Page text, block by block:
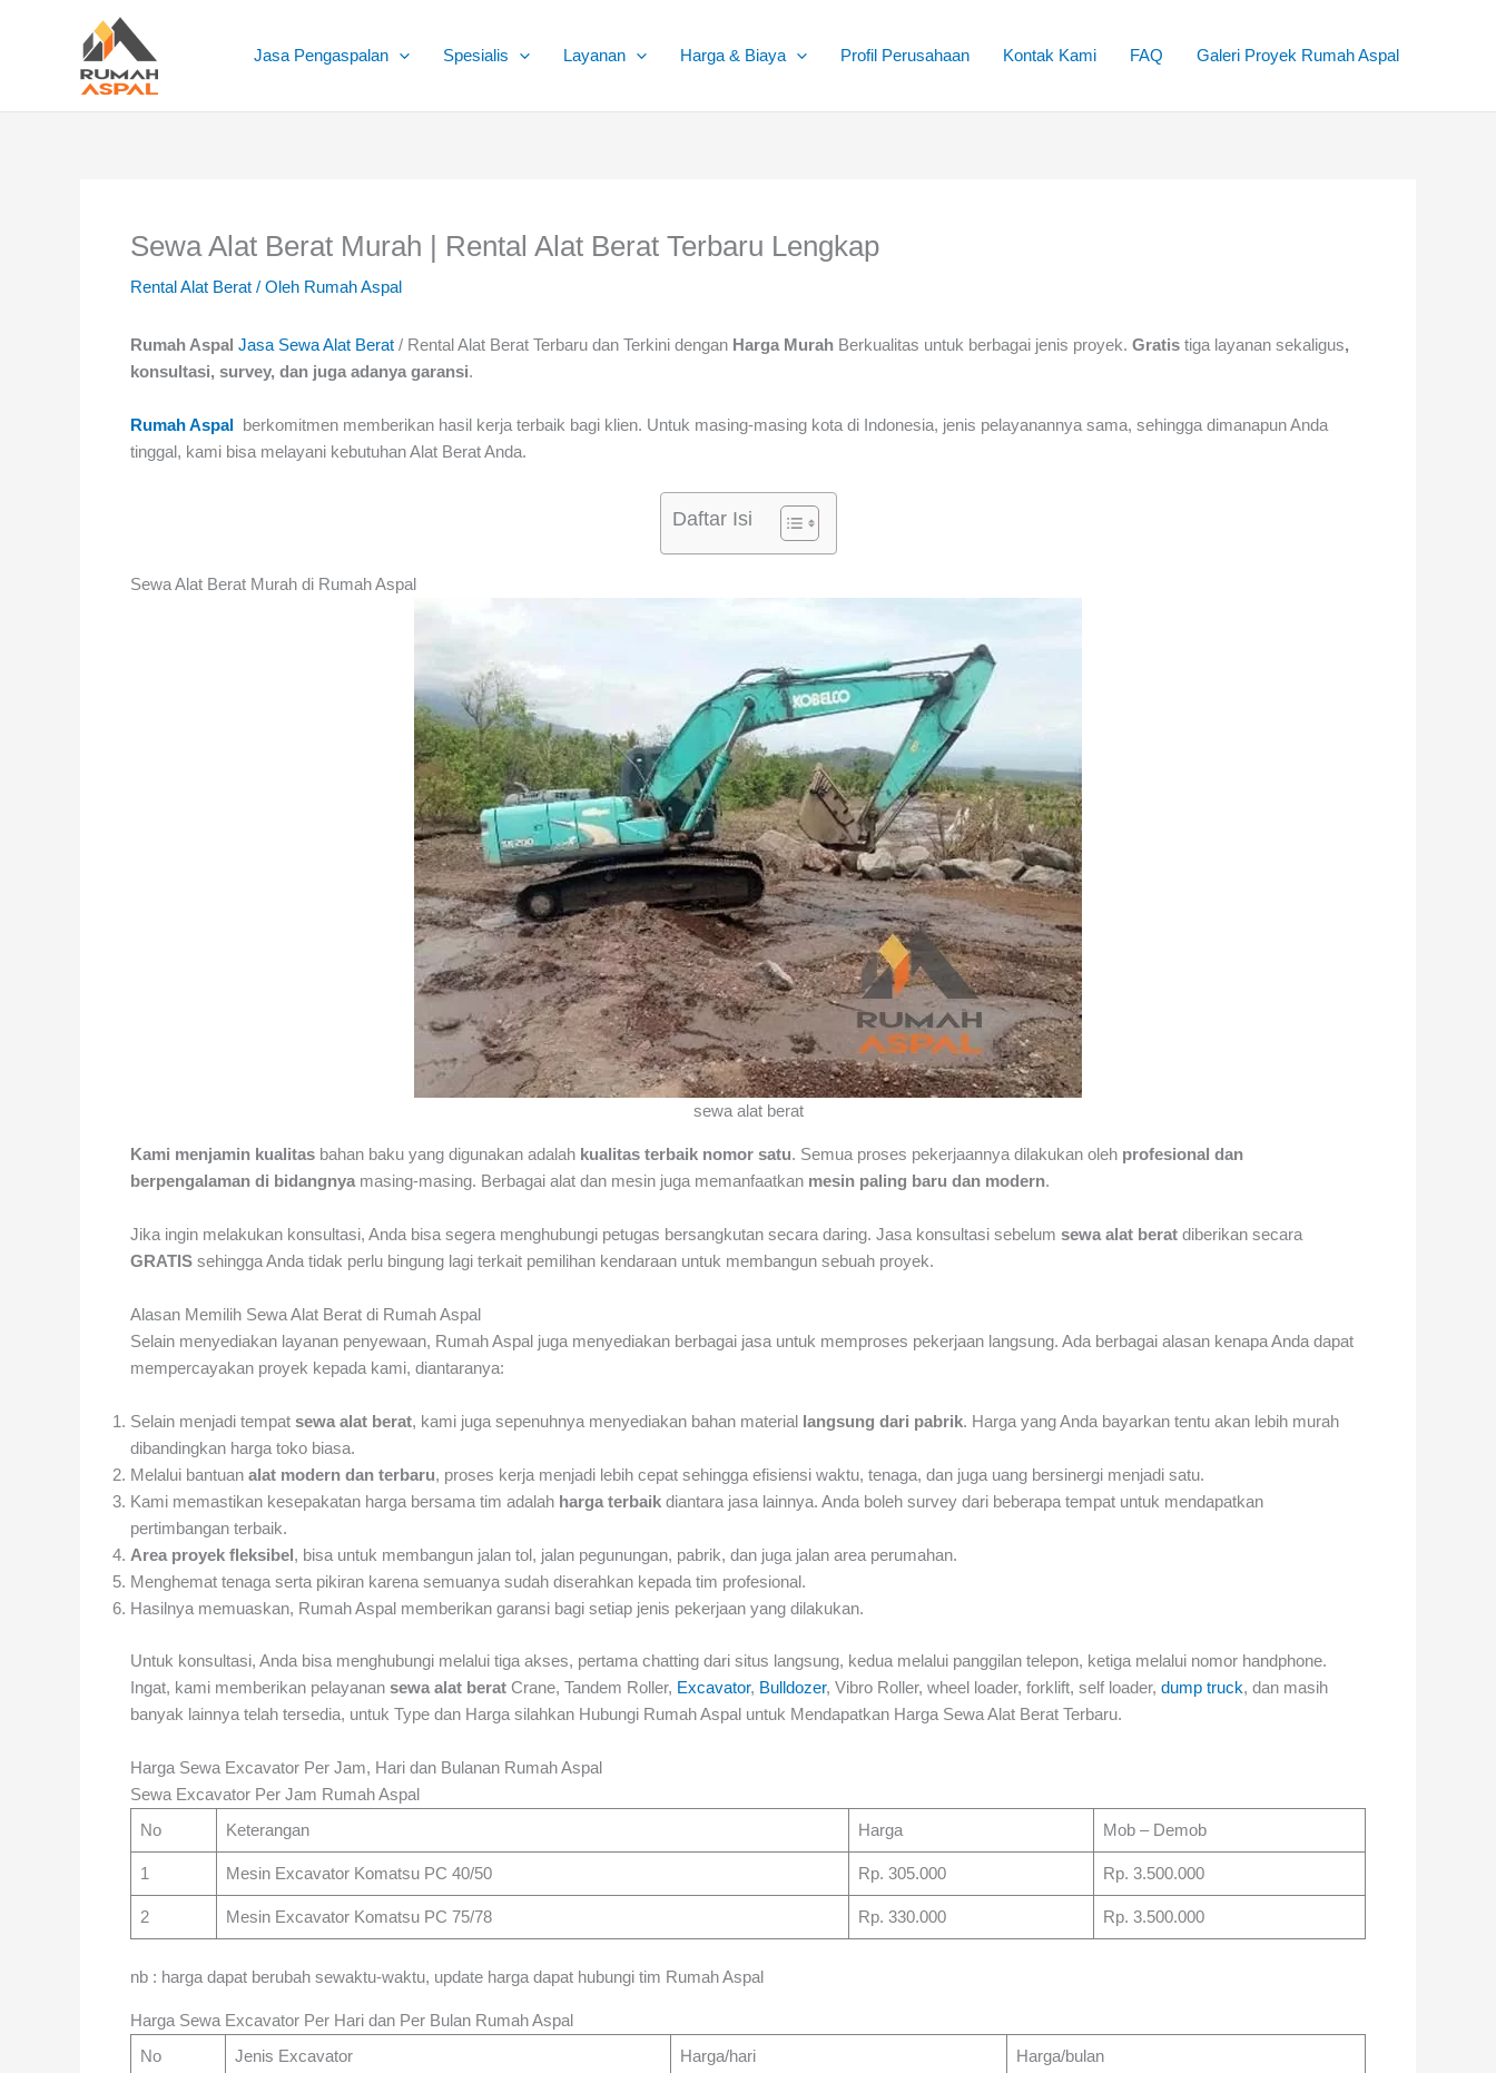
Jasa Pengaspalan Spesialis Layanan Harga & Biaya Profil Perusahaan Kontak Kami FAQ Galeri Proyek Rumah Aspal
Sewa Alat Berat Murah | Rental Alat Berat Terbaru Lengkap
Rental Alat Berat / Oleh Rumah Aspal
Rumah Aspal Jasa Sewa Alat Berat / Rental Alat Berat Terbaru dan Terkini dengan Harga Murah Berkualitas untuk berbagai jenis proyek. Gratis tiga layanan sekaligus,
konsultasi, survey, dan juga adanya garansi.
Rumah Aspal berkomitmen memberikan hasil kerja terbaik bagi klien. Untuk masing-masing kota di Indonesia, jenis pelayanannya sama, sehingga dimanapun Anda
tinggal, kami bisa melayani kebutuhan Alat Berat Anda.
Daftar Isi
Sewa Alat Berat Murah di Rumah Aspal
sewa alat berat
Kami menjamin kualitas bahan baku yang digunakan adalah kualitas terbaik nomor satu. Semua proses pekerjaannya dilakukan oleh profesional dan
berpengalaman di bidangnya masing-masing. Berbagai alat dan mesin juga memanfaatkan mesin paling baru dan modern.
Jika ingin melakukan konsultasi, Anda bisa segera menghubungi petugas bersangkutan secara daring. Jasa konsultasi sebelum sewa alat berat diberikan secara
GRATIS sehingga Anda tidak perlu bingung lagi terkait pemilihan kendaraan untuk membangun sebuah proyek.
Alasan Memilih Sewa Alat Berat di Rumah Aspal
Selain menyediakan layanan penyewaan, Rumah Aspal juga menyediakan berbagai jasa untuk memproses pekerjaan langsung. Ada berbagai alasan kenapa Anda dapat
mempercayakan proyek kepada kami, diantaranya:
Selain menjadi tempat sewa alat berat, kami juga sepenuhnya menyediakan bahan material langsung dari pabrik. Harga yang Anda bayarkan tentu akan lebih murah
dibandingkan harga toko biasa.
Melalui bantuan alat modern dan terbaru, proses kerja menjadi lebih cepat sehingga efisiensi waktu, tenaga, dan juga uang bersinergi menjadi satu.
Kami memastikan kesepakatan harga bersama tim adalah harga terbaik diantara jasa lainnya. Anda boleh survey dari beberapa tempat untuk mendapatkan
pertimbangan terbaik.
Area proyek fleksibel, bisa untuk membangun jalan tol, jalan pegunungan, pabrik, dan juga jalan area perumahan.
Menghemat tenaga serta pikiran karena semuanya sudah diserahkan kepada tim profesional.
Hasilnya memuaskan, Rumah Aspal memberikan garansi bagi setiap jenis pekerjaan yang dilakukan.
Untuk konsultasi, Anda bisa menghubungi melalui tiga akses, pertama chatting dari situs langsung, kedua melalui panggilan telepon, ketiga melalui nomor handphone.
Ingat, kami memberikan pelayanan sewa alat berat Crane, Tandem Roller, Excavator, Bulldozer, Vibro Roller, wheel loader, forklift, self loader, dump truck, dan masih
banyak lainnya telah tersedia, untuk Type dan Harga silahkan Hubungi Rumah Aspal untuk Mendapatkan Harga Sewa Alat Berat Terbaru.
Harga Sewa Excavator Per Jam, Hari dan Bulanan Rumah Aspal
Sewa Excavator Per Jam Rumah Aspal
No
Keterangan Harga Mob – Demob
1 Mesin Excavator Komatsu PC 40/50 Rp. 305.000 Rp. 3.500.000
2 Mesin Excavator Komatsu PC 75/78 Rp. 330.000 Rp. 3.500.000
nb : harga dapat berubah sewaktu-waktu, update harga dapat hubungi tim Rumah Aspal
Harga Sewa Excavator Per Hari dan Per Bulan Rumah Aspal
No
Jenis Excavator Harga/hari Harga/bulan